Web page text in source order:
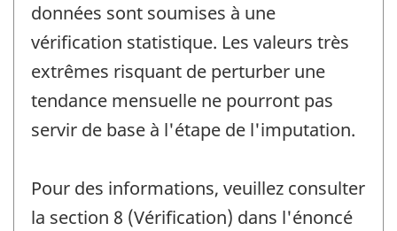
données sont soumises à une
vérification statistique. Les valeurs très
extrêmes risquant de perturber une
tendance mensuelle ne pourront pas
servir de base à l'étape de l'imputation.
Pour des informations, veuillez consulter
la section 8 (Vérification) dans l'énoncé